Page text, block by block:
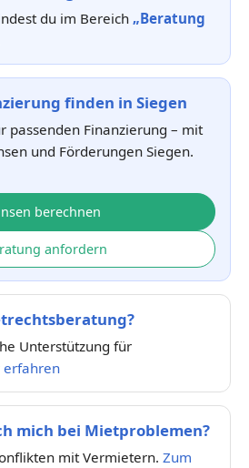
du im Bereich „Beratung
finden in Siegen
passenden Finanzierung – mit
und Förderungen Siegen.
berechnen
anfordern
Unterstützung für
erfahren
mich bei Mietproblemen?
mit Vermietern. Zum